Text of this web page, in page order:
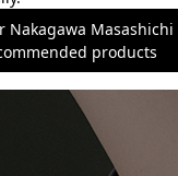
スタイル